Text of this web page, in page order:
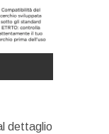
dettaglio